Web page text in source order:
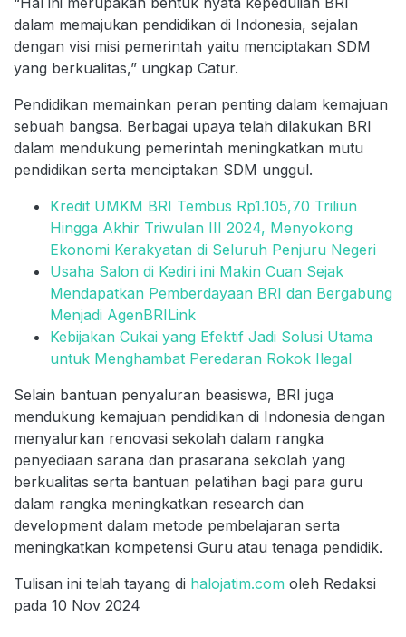
dalam memajukan pendidikan di Indonesia, sejalan
dengan visi misi pemerintah yaitu menciptakan SDM
yang berkualitas,” ungkap Catur.
Pendidikan memainkan peran penting dalam kemajuan
sebuah bangsa. Berbagai upaya telah dilakukan BRI
dalam mendukung pemerintah meningkatkan mutu
pendidikan serta menciptakan SDM unggul.
Kredit UMKM BRI Tembus Rp1.105,70 Triliun
Hingga Akhir Triwulan III 2024, Menyokong
Ekonomi Kerakyatan di Seluruh Penjuru Negeri
Usaha Salon di Kediri ini Makin Cuan Sejak
Mendapatkan Pemberdayaan BRI dan Bergabung
Menjadi AgenBRILink
Kebijakan Cukai yang Efektif Jadi Solusi Utama
untuk Menghambat Peredaran Rokok Ilegal
Selain bantuan penyaluran beasiswa, BRI juga
mendukung kemajuan pendidikan di Indonesia dengan
menyalurkan renovasi sekolah dalam rangka
penyediaan sarana dan prasarana sekolah yang
berkualitas serta bantuan pelatihan bagi para guru
dalam rangka meningkatkan research dan
development dalam metode pembelajaran serta
meningkatkan kompetensi Guru atau tenaga pendidik.
Tulisan ini telah tayang di halojatim.com oleh Redaksi
pada 10 Nov 2024